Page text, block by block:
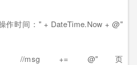
时间：" + DateTime.Now + @"
+= @"页